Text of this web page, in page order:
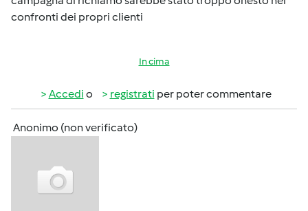
confronti dei propri clienti
In cima
Accedi o registrati per poter commentare
Anonimo (non verificato)